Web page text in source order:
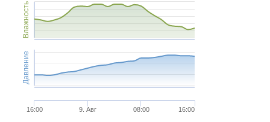
Влажность
Давление
16:00 9. Авг 08:00 16:00